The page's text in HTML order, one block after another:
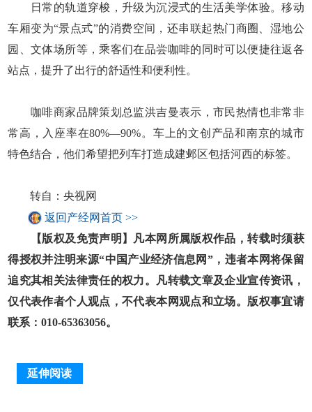
日常的轨道穿梭，升级为沉浸式的生活美学体验。移动
车厢变为“景点式”的消费空间，还串联起热门商圈、湿地公
园、文体场所等，乘客们在品尝咖啡的同时可以便捷往返各
站点，提升了出行的舒适性和便利性。
咖啡商家品牌策划总监洪吉曼表示，市民热情也非常非
常高，入座率在80%—90%。车上的文创产品和南京的城市
特色结合，他们希望把列车打造成建邺区包括河西的标签。
转自：央视网
返回产经网首页 >>
【版权及免责声明】凡本网所属版权作品，转载时须获
得授权并注明来源“中国产业经济信息网”，违者本网将保留
追究其相关法律责任的权力。凡转载文章及企业宣传资讯，
仅代表作者个人观点，不代表本网观点和立场。版权事宜请
联系：010-65363056。
延伸阅读